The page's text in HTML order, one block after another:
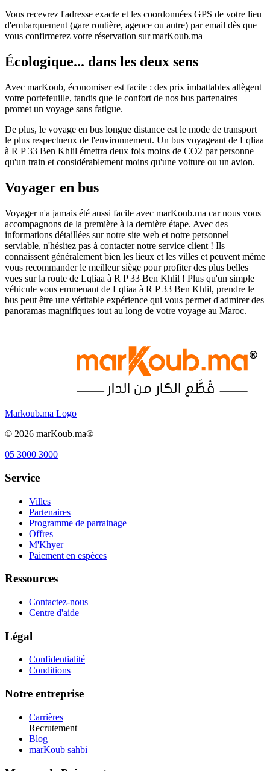
Vous recevrez l'adresse exacte et les coordonnées GPS de votre lieu
d'embarquement (gare routière, agence ou autre) par email dès que
vous confirmerez votre réservation sur marKoub.ma
Écologique... dans les deux sens
Avec marKoub, économiser est facile : des prix imbattables allègent
votre portefeuille, tandis que le confort de nos bus partenaires
promet un voyage sans fatigue.
De plus, le voyage en bus longue distance est le mode de transport
le plus respectueux de l'environnement. Un bus voyageant de Lqliaa
à R P 33 Ben Khlil émettra deux fois moins de CO2 par personne
qu'un train et considérablement moins qu'une voiture ou un avion.
Voyager en bus
Voyager n'a jamais été aussi facile avec marKoub.ma car nous vous
accompagnons de la première à la dernière étape. Avec des
informations détaillées sur notre site web et notre personnel
serviable, n'hésitez pas à contacter notre service client ! Ils
connaissent généralement bien les lieux et les villes et peuvent même
vous recommander le meilleur siège pour profiter des plus belles
vues sur la route de Lqliaa à R P 33 Ben Khlil ! Plus qu'un simple
véhicule vous emmenant de Lqliaa à R P 33 Ben Khlil, prendre le
bus peut être une véritable expérience qui vous permet d'admirer des
panoramas magnifiques tout au long de votre voyage au Maroc.
Markoub.ma Logo
© 2026 marKoub.ma®
05 3000 3000
Service
Villes
Partenaires
Programme de parrainage
Offres
M'Khyer
Paiement en espèces
Ressources
Contactez-nous
Centre d'aide
Légal
Confidentialité
Conditions
Notre entreprise
Carrières
Recrutement
Blog
marKoub sahbi